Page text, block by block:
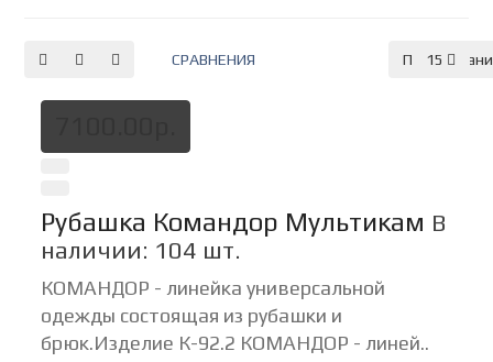
СРАВНЕНИЯ 15
По
Рубашка Командор Мультикам В
наличии: 104 шт.
КОМАНДОР - линейка универсальной
одежды состоящая из рубашки и
брюк. Изделие К-92.2 КОМАНДОР - линей..